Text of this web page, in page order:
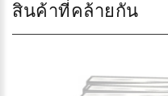
สินค้าที่คล้ายกัน